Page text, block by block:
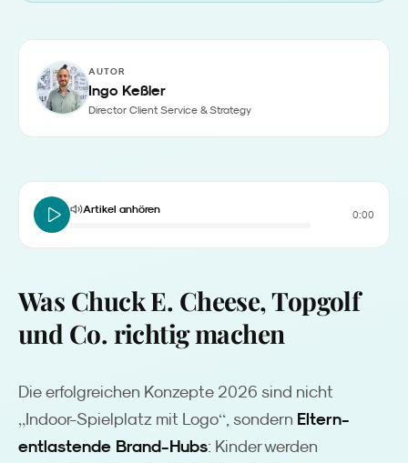
AUTOR
Ingo Keßler
Director Client Service & Strategy
Artikel anhören 0:00
Was Chuck E. Cheese, Topgolf
und Co. richtig machen
Die erfolgreichen Konzepte 2026 sind nicht
„ Indoor-Spielplatz mit Logo“, sondern Eltern-
entlastende Brand-Hubs: Kinder werden